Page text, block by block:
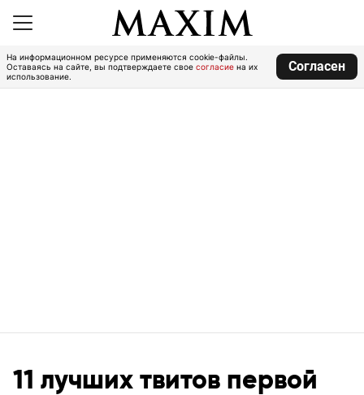
На информационном ресурсе применяются cookie-файлы.
Оставаясь на сайте, вы подтверждаете свое согласие на их
использование.
Согласен
11 лучших твитов первой